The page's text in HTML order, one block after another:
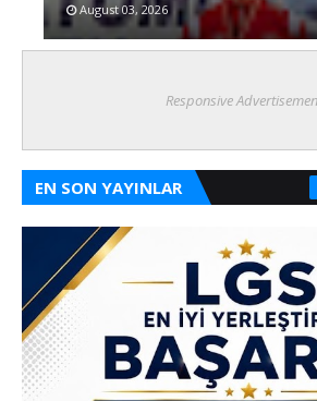
August 03, 2026
Responsive
EN SON YAYINLAR